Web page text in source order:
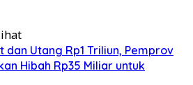
dan Utang Rp1 Triliun, Pemprov
Hibah Rp35 Miliar untuk